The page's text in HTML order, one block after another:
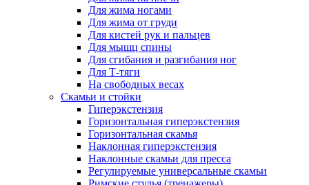
Для жима ногами
Для жима от груди
Для кистей рук и пальцев
Для мышц спины
Для сгибания и разгибания ног
Для Т-тяги
На свободных весах
Скамьи и стойки
Гиперэкстензия
Горизонтальная гиперэкстензия
Горизонтальная скамья
Наклонная гиперэкстензия
Наклонные скамьи для пресса
Регулируемые универсальные скамьи